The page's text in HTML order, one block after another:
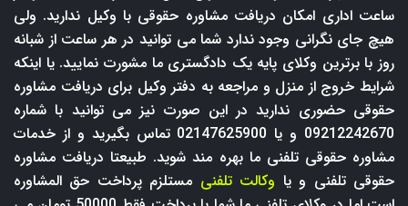
ساعت اداری امکان دریافت مشاوره حقوقی با وکیل ندارید. ولی
هیچ جای نگرانی وجود ندارد شما می توانید در هر ساعت از شبانه
روز با برترین وکلای پایه یک دادگستری ما مشورت نمایید. یا اینکه
شرایط خروج از منزل و مراجعه به دفتر وکیل برای دریافت مشاوره
حقوقی حضوری ندارید در این صورت نیز می توانید با شماره
09212242670 و یا 02147625900 تماس بگیرید و از خدمات
مشاوره حقوقی تلفنی ما بهره مند شوید. طبیعتا دریافت مشاوره
حقوقی تلفنی و یا وکالت تلفنی مستلزم پرداخت حق المشاوره